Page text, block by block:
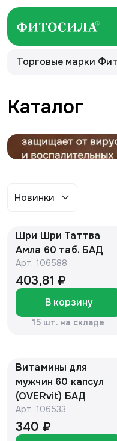
Торговые марки
Каталог
Новинки
Шри Шри Таттва
Амла 60 таб. БАД
Арт. 106588
403,81 ₽
В корзину
15 шт. на складе
Витамины для
мужчин 60 капсул
(OVERvit) БАД
Арт. 106533
340 ₽